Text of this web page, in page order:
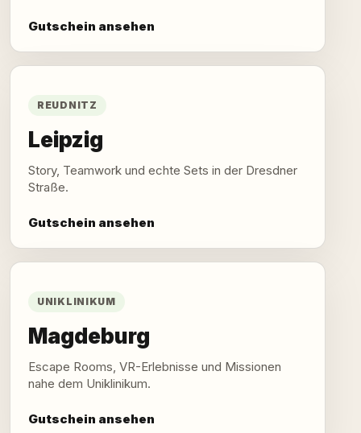
Gutschein ansehen
REUDNITZ
Leipzig
Story, Teamwork und echte Sets in der Dresdner
Straße.
Gutschein ansehen
UNIKLINIKUM
Magdeburg
Escape Rooms, VR-Erlebnisse und Missionen
nahe dem Uniklinikum.
Gutschein ansehen